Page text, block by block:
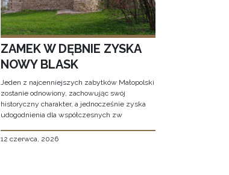
ZAMEK W DĘBNIE ZYSKA
NOWY BLASK
Jeden z najcenniejszych zabytków Małopolski
zostanie odnowiony, zachowując swój
historyczny charakter, a jednocześnie zyska
udogodnienia dla współczesnych zw
12 czerwca, 2026